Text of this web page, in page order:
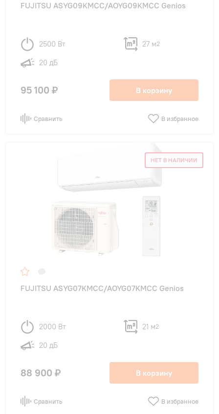
FUJITSU ASYG09KMCC/AOYG09KMCC Genios
2500 Вт 27 м2
20 дБ
95 100 ₽ В корзину
Сравнить В избранное
НЕТ В НАЛИЧИИ
FUJITSU ASYG07KMCC/AOYG07KMCC Genios
2000 Вт 21 м2
20 дБ
88 900 ₽ В корзину
Сравнить В избранное